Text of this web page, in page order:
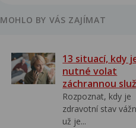
MOHLO BY VÁS ZAJÍMAT
13 situací, kdy
nutné volat
záchrannou
Rozpoznat, kdy je
zdravotní stav
už je...